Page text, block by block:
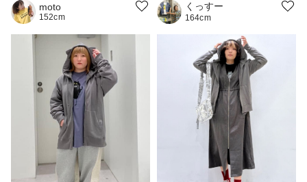
moto
152cm
くっすー
164cm